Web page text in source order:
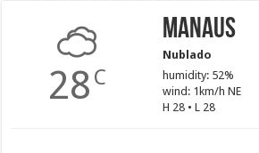
28 C
Manaus
Nublado
humidity: 52%
wind: 1km/h NE
H 28 • L 28